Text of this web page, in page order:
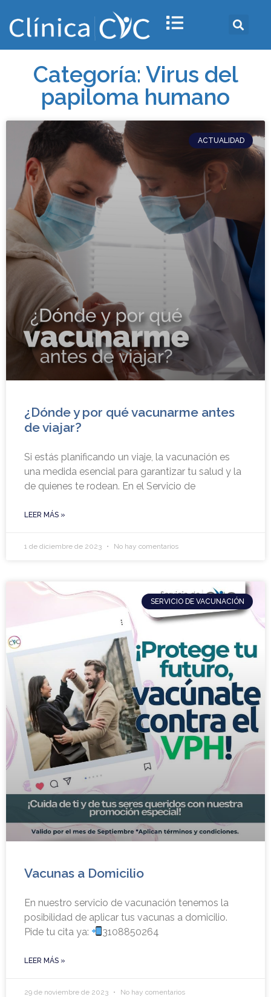
Categoría: Virus del
papiloma humano
ACTUALIDAD
¿Dónde y por qué vacunarme antes
de viajar?
Si estás planificando un viaje, la vacunación es
una medida esencial para garantizar tu salud y la
de quienes te rodean. En el Servicio de
LEER MÁS »
1 de diciembre de 2023 No hay comentarios
SERVICIO DE VACUNACIÓN
Vacunas a Domicilio
En nuestro servicio de vacunación tenemos la
posibilidad de aplicar tus vacunas a domicilio.
Pide tu cita ya:
3108850264
LEER MÁS »
29 de noviembre de 2023 No hay comentarios